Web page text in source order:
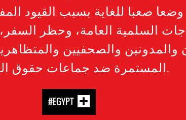
صعبا للغاية بسبب القيود
السلمية العامة، وحظر
والصحفيين
المستمرة ضد جماعات حقوق الإنسان.
#EGYPT